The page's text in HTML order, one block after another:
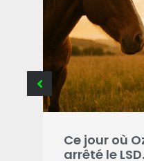
Ce jour où
arrêté le